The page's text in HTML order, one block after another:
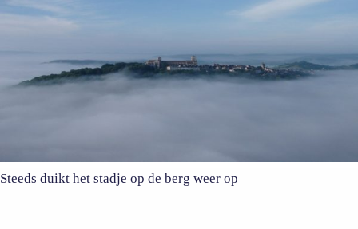
Steeds duikt het stadje op de berg weer op